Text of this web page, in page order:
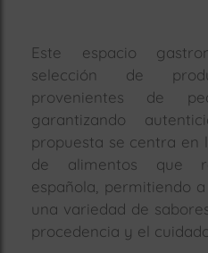
Este espacio
selección de
provenientes de
garantizando
propuesta se centra en
de alimentos que
española, permitiendo
una variedad de
procedencia y el